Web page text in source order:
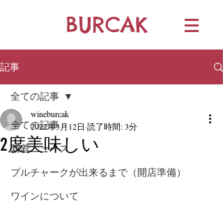
BURCAK
記事
全ての記事
新着ニュース
ブルチャークが出来るまで（開店準備）
ワインについて
全ての記事
2度美味しい
wineburcak
2022年3月12日 読了時間: 3分